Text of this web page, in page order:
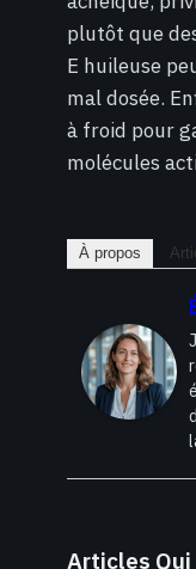
plutôt que
E huileuse
mal dosée.
à froid pour
molécules
À propos
Articles